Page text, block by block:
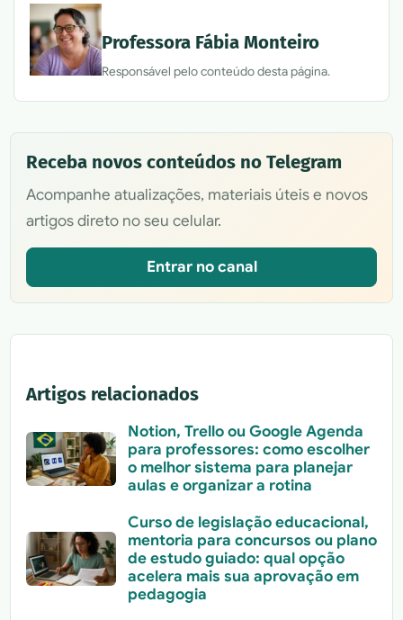
Professora Fábia Monteiro
Responsável pelo conteúdo desta página.
Receba novos conteúdos no Telegram
Acompanhe atualizações, materiais úteis e novos
artigos direto no seu celular.
Entrar no canal
Artigos relacionados
Notion, Trello ou Google Agenda
para professores: como escolher
o melhor sistema para planejar
aulas e organizar a rotina
Curso de legislação educacional,
mentoria para concursos ou plano
de estudo guiado: qual opção
acelera mais sua aprovação em
pedagogia